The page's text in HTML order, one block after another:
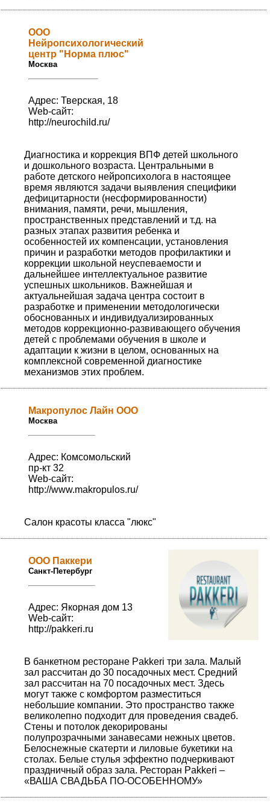
ООО
Нейропсихологический
центр "Норма плюс"
Москва
Адрес: Тверская, 18
Web-сайт:
http://neurochild.ru/
Диагностика и коррекция ВПФ детей школьного
и дошкольного возраста. Центральными в
работе детского нейропсихолога в настоящее
время являются задачи выявления специфики
дефицитарности (несформированности)
внимания, памяти, речи, мышления,
пространственных представлений и т.д. на
разных этапах развития ребенка и
особенностей их компенсации, установления
причин и разработки методов профилактики и
коррекции школьной неуспеваемости и
дальнейшее интеллектуальное развитие
успешных школьников. Важнейшая и
актуальнейшая задача центра состоит в
разработке и применении методологически
обоснованных и индивидуализированных
методов коррекционно-развивающего обучения
детей с проблемами обучения в школе и
адаптации к жизни в целом, основанных на
комплексной современной диагностике
механизмов этих проблем.
Макропулос Лайн ООО
Москва
Адрес: Комсомольский
пр-кт 32
Web-сайт:
http://www.makropulos.ru/
Салон красоты класса "люкс"
ООО Паккери
Санкт-Петербург
Адрес: Якорная дом 13
Web-сайт:
http://pakkeri.ru
В банкетном ресторане Pakkeri три зала. Малый
зал рассчитан до 30 посадочных мест. Средний
зал рассчитан на 70 посадочных мест. Здесь
могут также с комфортом разместиться
небольшие компании. Это пространство также
великолепно подходит для проведения свадеб.
Стены и потолок декорированы
полупрозрачными занавесами нежных цветов.
Белоснежные скатерти и лиловые букетики на
столах. Белые стулья эффектно подчеркивают
праздничный образ зала. Ресторан Pakkeri –
«ВАША СВАДЬБА ПО-ОСОБЕННОМУ»